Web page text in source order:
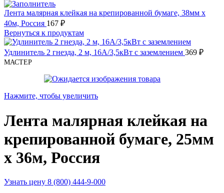
Лента малярная клейкая на крепированной бумаге, 38мм х
40м, Россия 167 ₽
Вернуться к продуктам
Удлинитель 2 гнезда, 2 м, 16А/3,5кВт с заземлением 369 ₽
МАСТЕР
Нажмите, чтобы увеличить
Лента малярная клейкая на
крепированной бумаге, 25мм
х 36м, Россия
Узнать цену 8 (800) 444-9-000